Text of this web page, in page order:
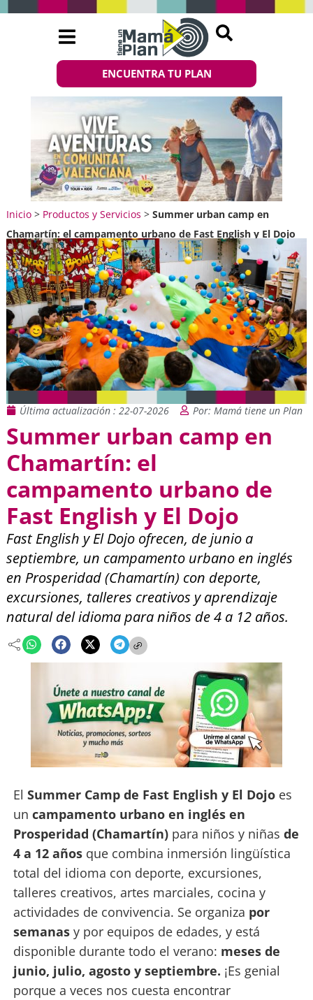
ENCUENTRA TU PLAN
Inicio> Productos y Servicios > Summer urban camp en
Chamartín: el campamento urbano de Fast English y El Dojo
Última actualización : 22-07-2026 Por: Mamá tiene un Plan
Summer urban camp en
Chamartín: el
campamento urbano de
Fast English y El Dojo
Fast English y El Dojo ofrecen, de junio a
septiembre, un campamento urbano en inglés
en Prosperidad (Chamartín) con deporte,
excursiones, talleres creativos y aprendizaje
natural del idioma para niños de 4 a 12 años.
El Summer Camp de Fast English y El Dojoes
un campamento urbano en inglés en
Prosperidad (Chamartín)para niños y niñas de
4 a 12 años que combina inmersión lingüística
total del idioma con deporte, excursiones,
talleres creativos, artes marciales, cocina y
actividades de convivencia. Se organiza por
semanasy por equipos de edades, y está
disponible durante todo el verano: meses de
junio, julio, agosto y septiembre. ¡Es genial
porque a veces nos cuesta encontrar